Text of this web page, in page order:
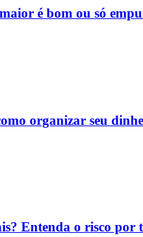
é bom ou só
organizar seu
Entenda o risco por